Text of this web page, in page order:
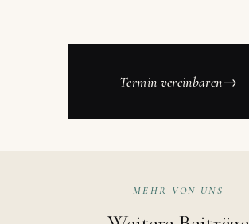
Termin vereinbaren
MEHR VON UNS